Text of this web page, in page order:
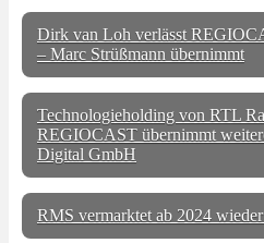
Dirk van Loh verlässt
– Marc Strüßmann übernimmt
Technologieholding von RTL
REGIOCAST übernimmt
Digital GmbH
RMS vermarktet ab 2024